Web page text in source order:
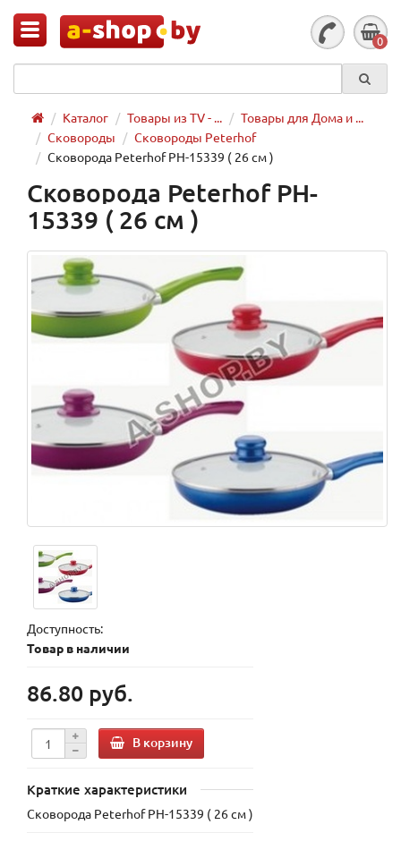
0
Каталог Товары из TV - ...
Товары для Дома и ...
Сковороды
Сковороды Peterhof
Сковорода Peterhof PH-15339 ( 26 см )
Сковорода Peterhof PH-
15339 ( 26 см )
Доступность:
Товар в наличии
86.80 руб.
В корзину
Краткие характеристики
Сковорода Peterhof PH-15339 ( 26 см )